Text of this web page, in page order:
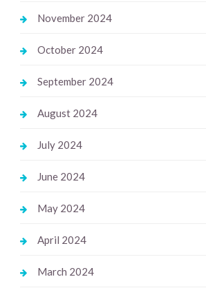
November 2024
October 2024
September 2024
August 2024
July 2024
June 2024
May 2024
April 2024
March 2024